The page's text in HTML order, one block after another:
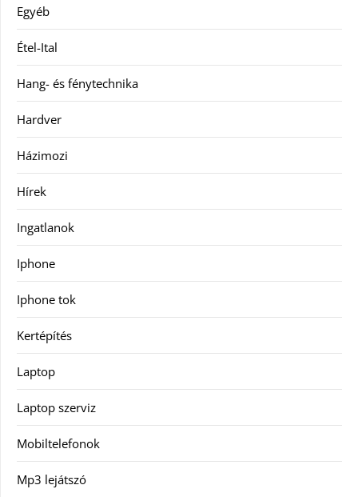
Egyéb
Étel-Ital
Hang- és fénytechnika
Hardver
Házimozi
Hírek
Ingatlanok
Iphone
Iphone tok
Kertépítés
Laptop
Laptop szerviz
Mobiltelefonok
Mp3 lejátszó